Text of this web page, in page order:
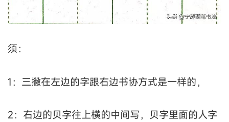
须：
1：三撇在左边的字跟右边书协方式是一样的，
2：右边的贝字往上横的中间写，贝字里面的人字